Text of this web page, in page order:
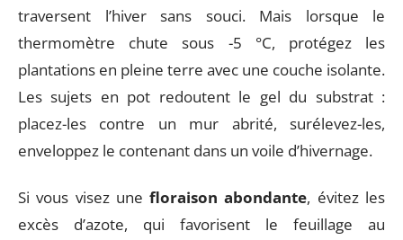
traversent l’hiver sans souci. Mais lorsque le
thermomètre chute sous -5 °C, protégez les
plantations en pleine terre avec une couche isolante.
Les sujets en pot redoutent le gel du substrat :
placez-les contre un mur abrité, surélevez-les,
enveloppez le contenant dans un voile d’hivernage.
Si vous visez unefloraison abondante, évitez les
excès d’azote, qui favorisent le feuillage au